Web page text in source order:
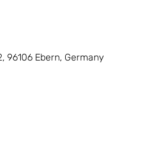
96106 Ebern, Germany